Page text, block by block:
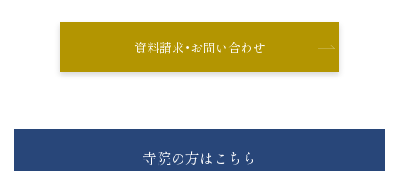
資料請求・お問い合わせ
寺院の方はこちら